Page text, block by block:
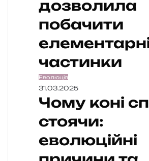
дозволила
побачити
частинки
Еволюція
31.03.2025
Чому коні
стоячи:
еволюційні